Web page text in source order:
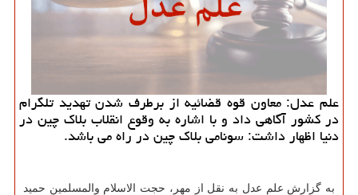
علم عدل: معاون قوه قضائیه از برطرف شدن تهدید تلگرام
در كشور آگاهی داد و با اشاره به وقوع انقلاب بلاك چین در
دنیا اظهار داشت: سونامی بلاك چین در راه می باشد.
به گزارش علم عدل به نقل از مهر، حجت الاسلام والمسلمین حمید